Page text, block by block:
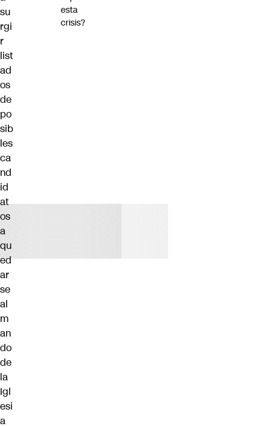
su
rgi
r
list
ad
os
de
po
sib
les
ca
nd
id
at
os
a
qu
ed
ar
se
al
m
an
do
de
la
Igl
esi
a
esta
crisis?